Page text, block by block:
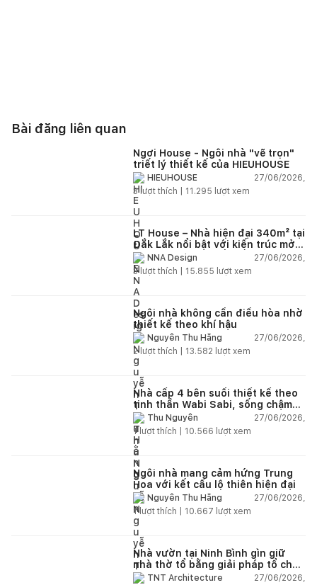
Bài đăng liên quan
Ngơi House - Ngôi nhà "vẽ trọn"
triết lý thiết kế của HIEUHOUSE
HIEUHOUSE
27/06/2026,
3lượt thích | 11.295 lượt xem
LT House – Nhà hiện đại 340m² tại
Đắk Lắk nổi bật với kiến trúc mở
và hệ sân vườn kết nối thiên
nhiên
NNA Design
27/06/2026,
3lượt thích | 15.855 lượt xem
Ngôi nhà không cần điều hòa nhờ
thiết kế theo khí hậu
Nguyễn Thu Hằng
27/06/2026,
2lượt thích | 13.582 lượt xem
Nhà cấp 4 bên suối thiết kế theo
tinh thần Wabi Sabi, sống chậm
giữa thiên nhiên
Thu Nguyễn
27/06/2026,
1lượt thích | 10.566 lượt xem
Ngôi nhà mang cảm hứng Trung
Hoa với kết cấu lộ thiên hiện đại
Nguyễn Thu Hằng
27/06/2026,
1lượt thích | 10.667 lượt xem
Nhà vườn tại Ninh Bình gìn giữ
nhà thờ tổ bằng giải pháp tổ chức
lại không gian
TNT Architecture
27/06/2026,